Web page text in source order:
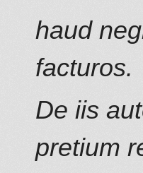
haud
facturos.
De iis
pretium